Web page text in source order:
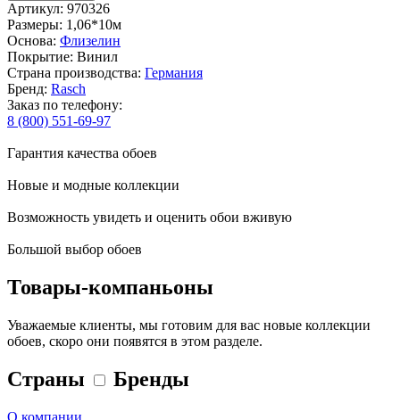
Артикул: 970326
Размеры: 1,06*10м
Основа: Флизелин
Покрытие: Винил
Страна производства: Германия
Бренд: Rasch
Заказ по телефону:
8 (800) 551-69-97
Гарантия качества обоев
Новые и модные коллекции
Возможность увидеть и оценить обои вживую
Большой выбор обоев
Товары-компаньоны
Уважаемые клиенты, мы готовим для вас новые коллекции
обоев, скоро они появятся в этом разделе.
Страны Бренды
О компании